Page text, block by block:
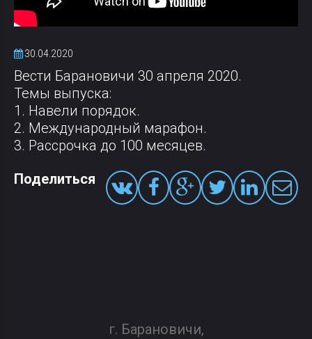
30.04.2020
Вести Барановичи 30 апреля 2020.
Темы выпуска:
1. Навели порядок.
2. Международный марафон.
3. Рассрочка до 100 месяцев.
Поделиться
г. Барановичи,